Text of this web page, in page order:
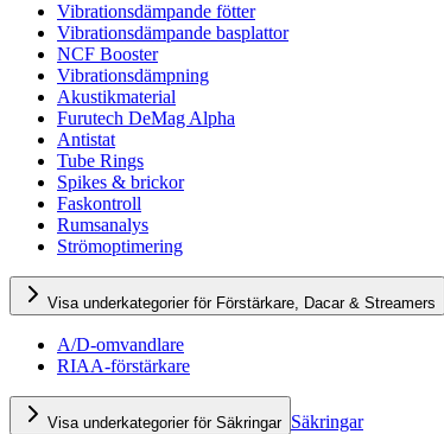
Vibrationsdämpande fötter
Vibrationsdämpande basplattor
NCF Booster
Vibrationsdämpning
Akustikmaterial
Furutech DeMag Alpha
Antistat
Tube Rings
Spikes & brickor
Faskontroll
Rumsanalys
Strömoptimering
Visa underkategorier för Förstärkare, Dacar & Streamers
A/D-omvandlare
RIAA-förstärkare
Visa underkategorier för Säkringar Säkringar